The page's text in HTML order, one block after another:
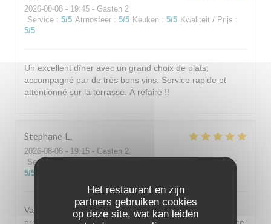
Het restaurant en zijn
partners gebruiken cookies
op deze site, wat kan leiden
2026-08-08 - 19:45 - Gasten 2
Service : 5/5 Atmosfeer : 5/5 Keuken : 5/5 Kwaliteit / Prijs :
5/5
Un excellent dîner avec un grand choix de plats,
accompagné par de très bons vins. Service rapide et
attentionné sur la terrasse. À refaire !!
Stephane L
2026-08-08 - 19:15 - Gasten 2
Service
Kwaliteit / Prijs:
5/5
Valeur sûre de Saint Germain en Laye. Accueil